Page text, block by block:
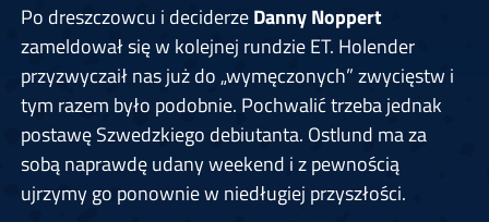
Po dreszczowcu i deciderzeDanny Noppert
zameldował się w kolejnej rundzie ET. Holender
przyzwyczaił nas już do „wymęczonych” zwycięstw i
tym razem było podobnie. Pochwalić trzeba jednak
postawę Szwedzkiego debiutanta. Ostlund ma za
sobą naprawdę udany weekend i z pewnością
ujrzymy go ponownie w niedługiej przyszłości.